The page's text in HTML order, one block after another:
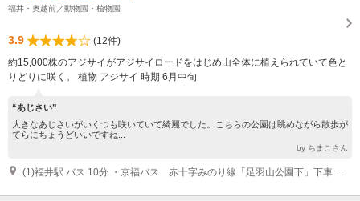
福井・奥越前／動物園・植物園
3.9
(12件)
約15,000株のアジサイがアジサイロードをはじめ山全体に植えられていて色と
りどりに咲く。 植物 アジサイ 時期 6月中旬
“あじさい”
大きなあじさいがいくつも咲いていて綺麗でした。こちらの公園は眺めながら散歩が
てらにちょうどいいですね...
by ちまこさん